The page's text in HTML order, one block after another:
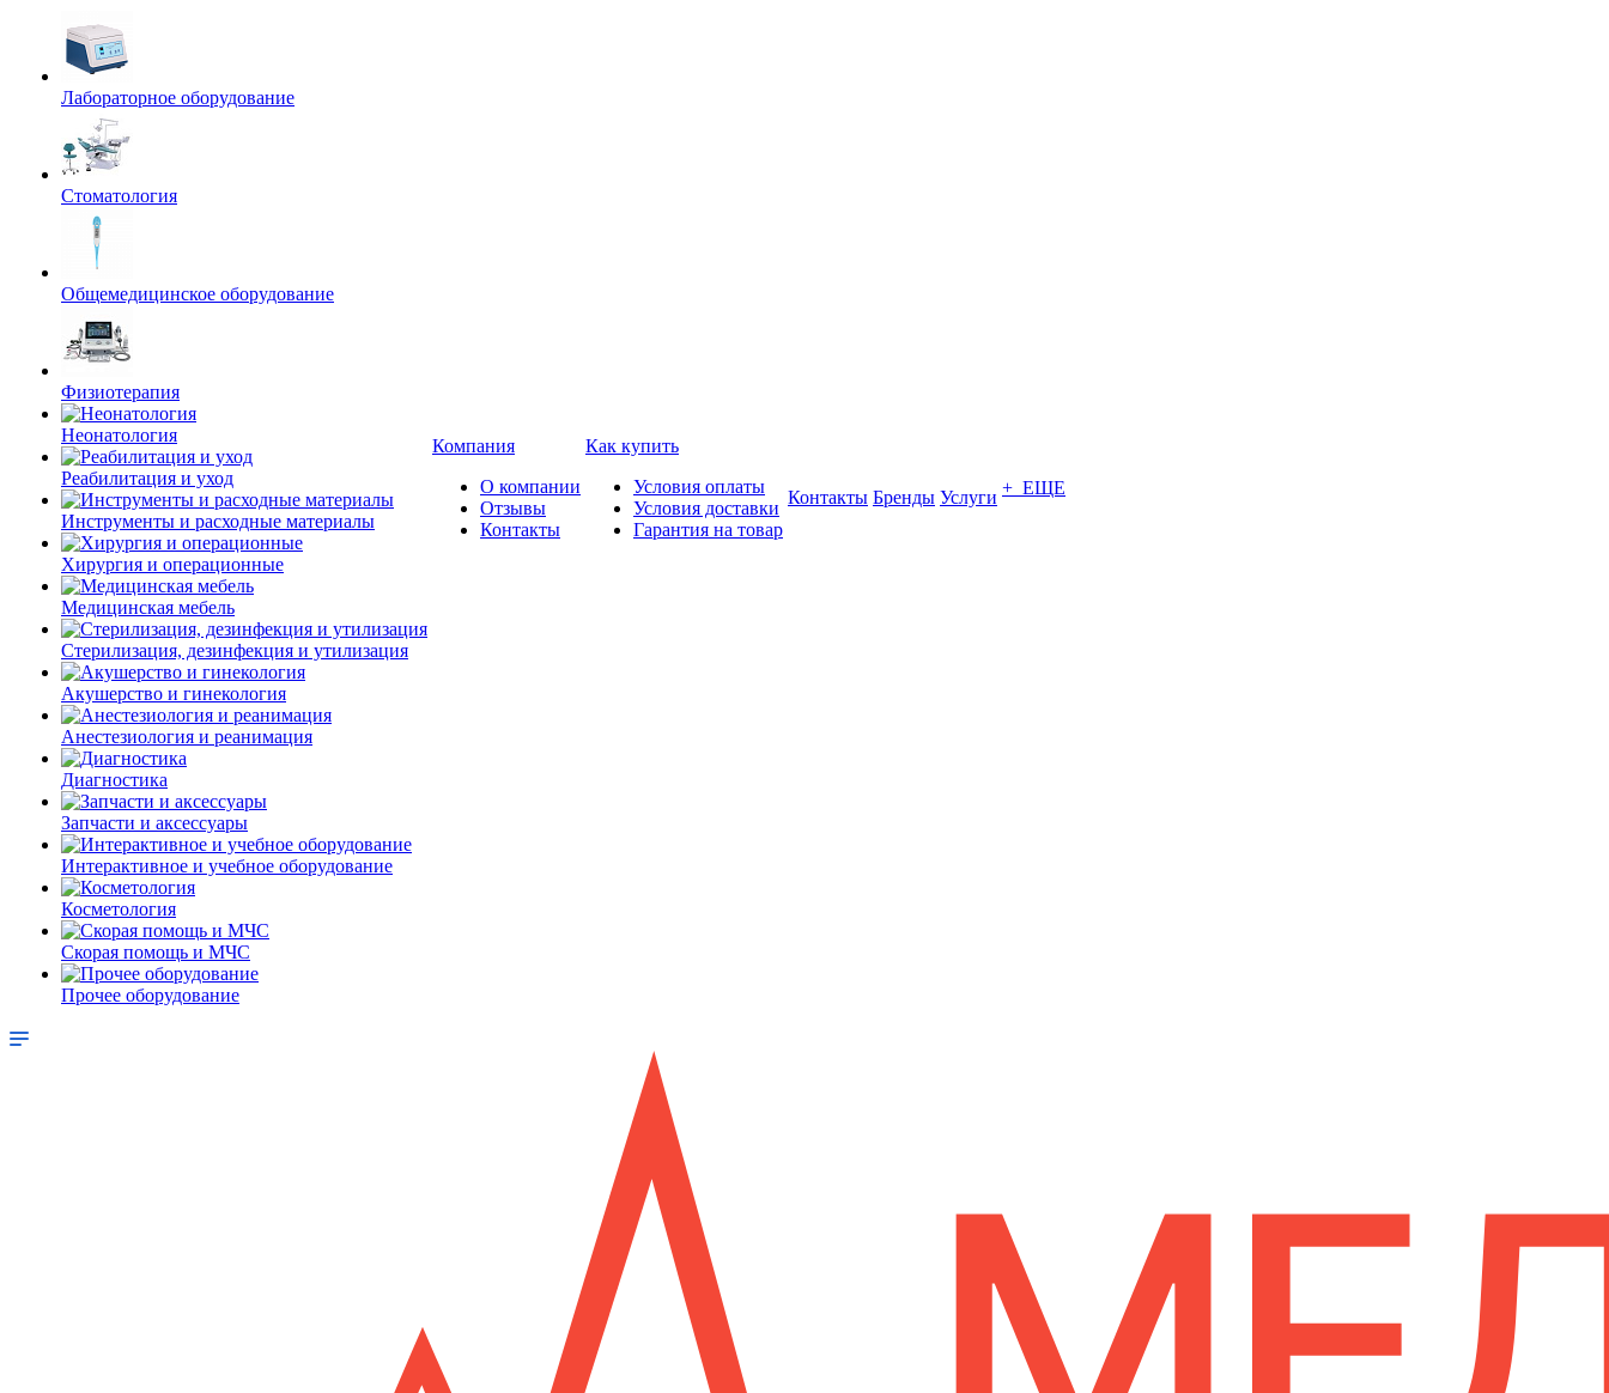
Лабораторное оборудование
Стоматология
Общемедицинское оборудование
Физиотерапия
Неонатология
Реабилитация и уход
Инструменты и расходные материалы
Хирургия и операционные
Медицинская мебель
Стерилизация, дезинфекция и утилизация
Акушерство и гинекология
Анестезиология и реанимация
Диагностика
Запчасти и аксессуары
Интерактивное и учебное оборудование
Косметология
Скорая помощь и МЧС
Прочее оборудование
Компания
О компании
Отзывы
Контакты
Как купить
Условия оплаты
Условия доставки
Гарантия на товар
Контакты Бренды Услуги + ЕЩЕ